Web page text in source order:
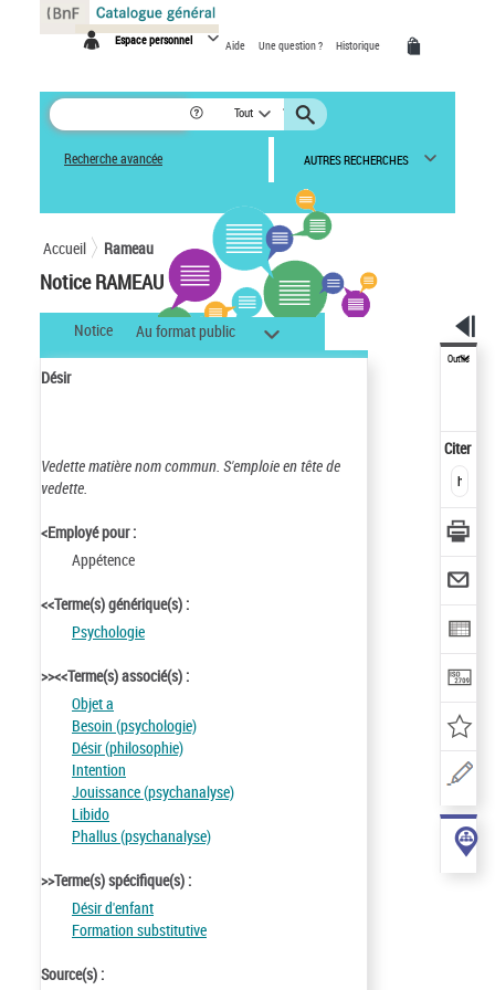
Espace personnel Aide Une question ? Historique
Tout
Recherche avancée AUTRES RECHERCHES
Accueil Rameau
Notice RAMEAU
Notice Au format public
Désir
Vedette matière nom commun. S'emploie en tête de
vedette.
<Employé pour :
Appétence
<<Terme(s) générique(s) :
Psychologie
>><<Terme(s) associé(s) :
Objet a
Besoin (psychologie)
Désir (philosophie)
Intention
Jouissance (psychanalyse)
Libido
Phallus (psychanalyse)
>>Terme(s) spécifique(s) :
Désir d'enfant
Formation substitutive
Source(s) :
Outils
Citer
Panneau de gestion des cookies